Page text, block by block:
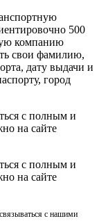
500
компанию
свои фамилию,
дату выдачи и
город
с полным и
на сайте
с полным и
на сайте
с нашими